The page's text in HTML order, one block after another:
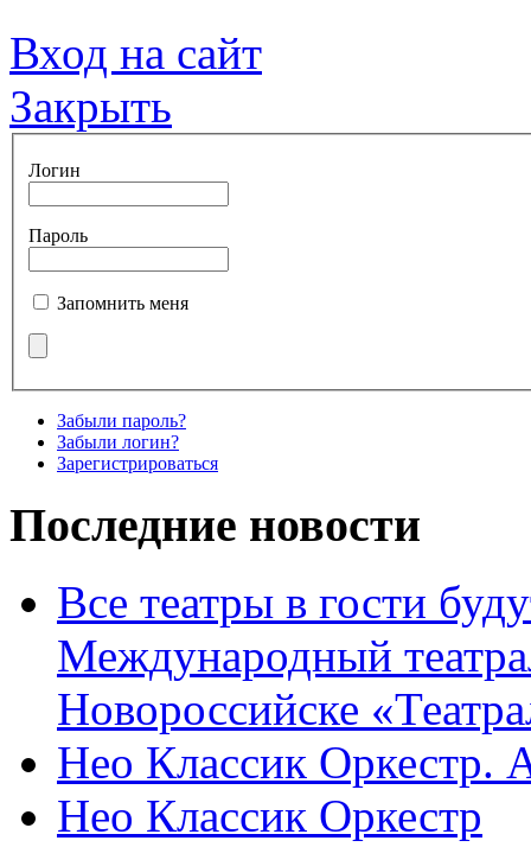
Вход на сайт
Закрыть
Логин
Пароль
Запомнить меня
Забыли пароль?
Забыли логин?
Зарегистрироваться
Последние новости
Все театры в гости
Международный
Новороссийске
Нео Классик Оркестр.
Нео Классик Оркестр